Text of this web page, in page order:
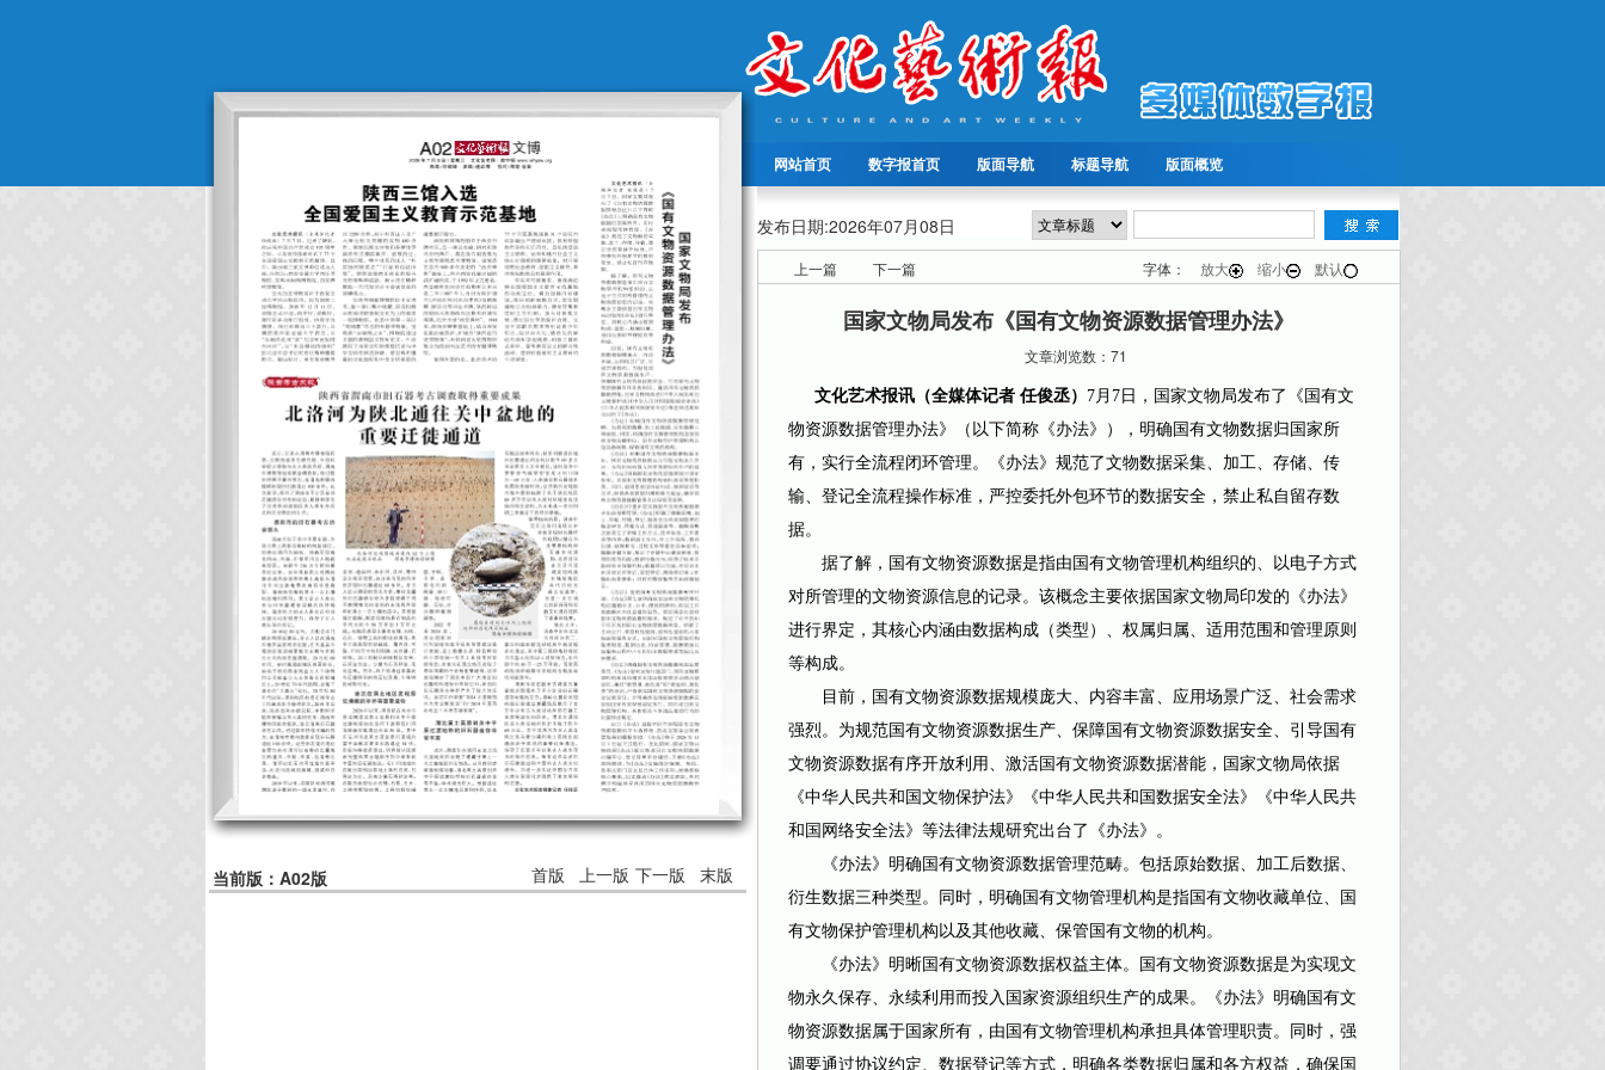
网站首页 数字报首页 版面导航 标题导航 版面概览
当前版：A02版 首版 上一版 下一版 末版
发布日期:2026年07月08日
上一篇 下一篇 字体： 放大 缩小 默认
国家文物局发布《国有文物资源数据管理办法》
文章浏览数：71
文化艺术报讯（全媒体记者 任俊丞） 7月7日，国家文物局发布了《国有文
物资源数据管理办法》（以下简称《办法》），明确国有文物数据归国家所
有，实行全流程闭环管理。《办法》规范了文物数据采集、加工、存储、传
输、登记全流程操作标准，严控委托外包环节的数据安全，禁止私自留存数
据。
据了解，国有文物资源数据是指由国有文物管理机构组织的、以电子方式
对所管理的文物资源信息的记录。该概念主要依据国家文物局印发的《办法》
进行界定，其核心内涵由数据构成（类型）、权属归属、适用范围和管理原则
等构成。
目前，国有文物资源数据规模庞大、内容丰富、应用场景广泛、社会需求
强烈。为规范国有文物资源数据生产、保障国有文物资源数据安全、引导国有
文物资源数据有序开放利用、激活国有文物资源数据潜能，国家文物局依据
《中华人民共和国文物保护法》《中华人民共和国数据安全法》《中华人民共
和国网络安全法》等法律法规研究出台了《办法》。
《办法》明确国有文物资源数据管理范畴。包括原始数据、加工后数据、
衍生数据三种类型。同时，明确国有文物管理机构是指国有文物收藏单位、国
有文物保护管理机构以及其他收藏、保管国有文物的机构。
《办法》明晰国有文物资源数据权益主体。国有文物资源数据是为实现文
物永久保存、永续利用而投入国家资源组织生产的成果。《办法》明确国有文
物资源数据属于国家所有，由国有文物管理机构承担具体管理职责。同时，强
调要通过协议约定、数据登记等方式，明确各类数据归属和各方权益，确保国